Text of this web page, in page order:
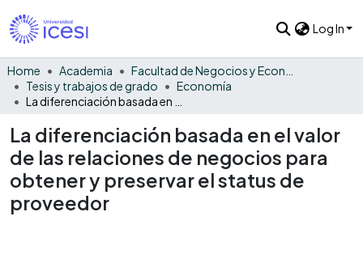
Log In
Home Academia
Tesis y trabajos de grado
Economía
La diferenciación basada en el valor
de las relaciones de negocios para
obtener y preservar el status de
proveedor